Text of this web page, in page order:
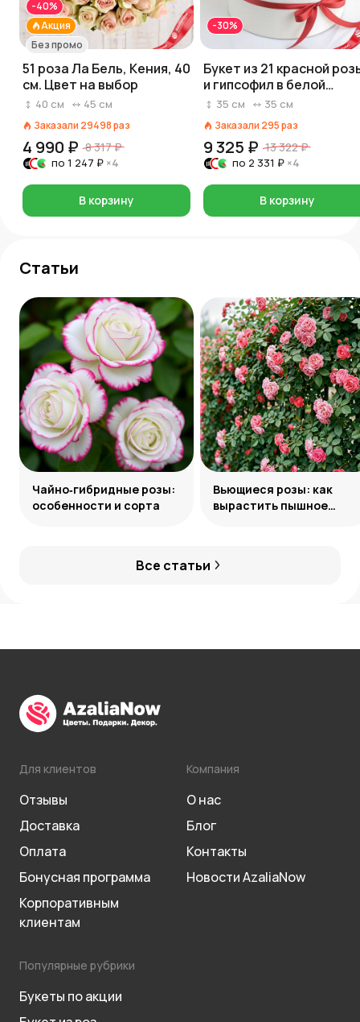
Акция
-40%
Без промо
51 роза Ла Бель, Кения, 40
см. Цвет на выбор
40 см 45 см
Заказали 29498раз
4 990 ₽ 8 317 ₽
по 1 247 ₽ ×4
В корзину
-30%
Букет из 21 красной
и гипсофил в белой
коробке с красной
35 см 35 см
Заказали 295раз
9 325 ₽ 13 322 ₽
по 2 331 ₽ ×4
В корзину
Статьи
Все статьи
Чайно‑гибридные розы:
особенности и сорта
Вьющиеся розы: как
вырастить пышное
Для клиентов
Отзывы
Доставка
Оплата
Бонусная программа
Корпоративным
клиентам
Компания
О нас
Блог
Контакты
Новости AzaliaNow
Популярные рубрики
Букеты по акции